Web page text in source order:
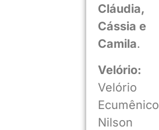
Cláudia,
Cássia e
Camila.
Velório:
Velório
Ecumênico
Nilson